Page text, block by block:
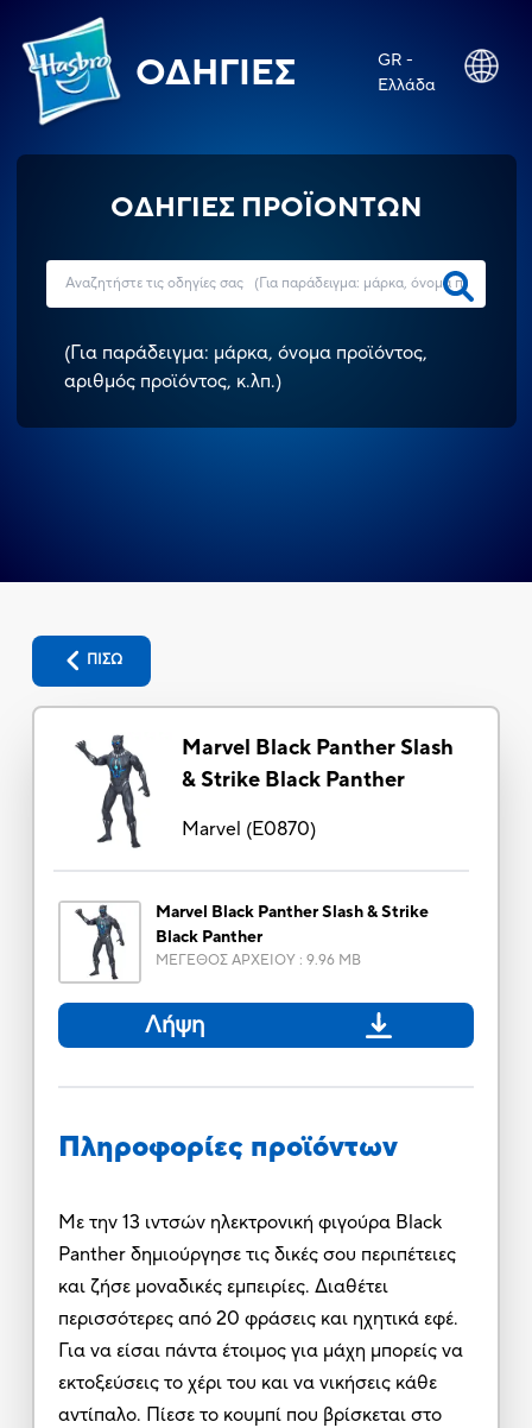
ΟΔΗΓΊΕΣ
GR -
Ελλάδα
ΟΔΗΓΙΕΣ ΠΡΟΪΟΝΤΩΝ
(Για παράδειγμα: μάρκα, όνομα προϊόντος,
αριθμός προϊόντος, κ.λπ.)
ΠΙΣΩ
Marvel Black Panther Slash
& Strike Black Panther
Marvel (E0870)
Marvel Black Panther Slash & Strike
Black Panther
ΜΕΓΕΘΟΣ ΑΡΧΕΙΟΥ: 9.96 MB
Λήψη
Πληροφορίες προϊόντων
Με την 13 ιντσών ηλεκτρονική φιγούρα Black
Panther δημιούργησε τις δικές σου περιπέτειες
και ζήσε μοναδικές εμπειρίες. Διαθέτει
περισσότερες από 20 φράσεις και ηχητικά εφέ.
Για να είσαι πάντα έτοιμος για μάχη μπορείς να
εκτοξεύσεις το χέρι του και να νικήσεις κάθε
αντίπαλο. Πίεσε το κουμπί που βρίσκεται στο